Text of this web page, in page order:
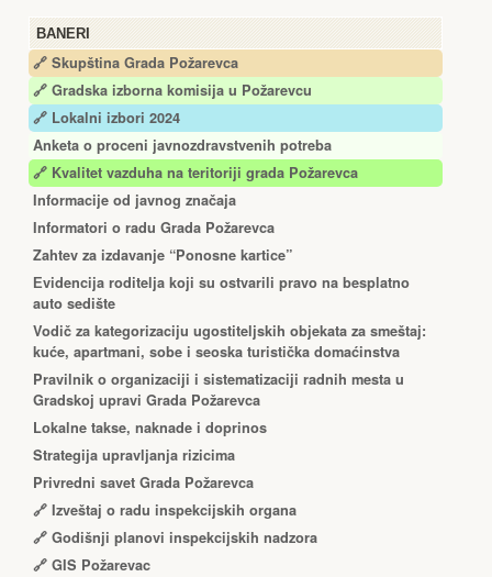
BANERI
🔗 Skupština Grada Požarevca
🔗 Gradska izborna komisija u Požarevcu
🔗 Lokalni izbori 2024
Anketa o proceni javnozdravstvenih potreba
🔗 Kvalitet vazduha na teritoriji grada Požarevca
Informacije od javnog značaja
Informatori o radu Grada Požarevca
Zahtev za izdavanje “Ponosne kartice”
Еvidencija roditelja koji su ostvarili pravo na besplatno
auto sedište
Vodič za kategorizaciju ugostiteljskih objekata za smeštaj:
kuće, apartmani, sobe i seoska turistička domaćinstva
Pravilnik o organizaciji i sistematizaciji radnih mesta u
Gradskoj upravi Grada Požarevca
Lokalne takse, naknade i doprinos
Strategija upravljanja rizicima
Privredni savet Grada Požarevca
🔗 Izveštaj o radu inspekcijskih organa
🔗 Godišnji planovi inspekcijskih nadzora
🔗 GIS Požarevac